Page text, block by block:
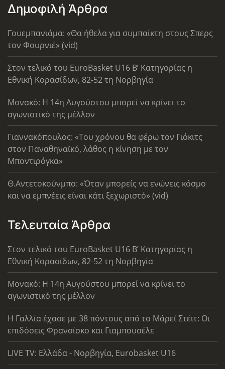
Δημοφιλή Άρθρα
Γουεμπανιάμα: «Θα ήθελα για συμπαίκτη στους Σπερς
τον Φουρνιέ» (vid)
Στον τελικό του EuroBasket U16 Β’ Κατηγορίας η
Εθνική Κορασίδων, 82-52 τη Νορβηγία
Μονακό: Η 14η Αυγούστου μπορεί να κρίνει το
αγωνιστικό της μέλλον
Γιαννακόπουλος: «Του χρόνου θα φέρω τον Γιόκιτς
στον Παναθηναϊκό, λάθος η κίνηση με τον
Μποντιρόγκα»
Θ.Αντετοκούνμπο: «Όταν μπορείς να ενώνεις κόσμο
και να εμπνέεις είναι κάτι ξεχωριστό» (vid)
Τελευταία Άρθρα
Στον τελικό του EuroBasket U16 Β’ Κατηγορίας η
Εθνική Κορασίδων, 82-52 τη Νορβηγία
Μονακό: Η 14η Αυγούστου μπορεί να κρίνει το
αγωνιστικό της μέλλον
Η Γαλλία έχασε με 38 πόντους από το Μάρεϊ Στέιτ: Οι
επιδόσεις Φρανσίσκο και Γιαμπουσέλε
LIVE TV: Ελλάδα - Νορβηγία, Eurobasket U16